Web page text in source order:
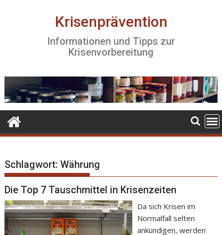
t
n
Krisenprävention
Informationen und Tipps zur
Krisenvorbereitung
Schlagwort:Währung
Die Top 7 Tauschmittel in Krisenzeiten
Da sich Krisen im
Normalfall selten
ankündigen, werden